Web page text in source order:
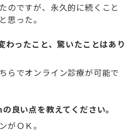
のですが、永久的に続くこと
思った。
わったこと、驚いたことはあり
らでオンライン診療が可能で
良い点を教えてください。
がＯＫ。